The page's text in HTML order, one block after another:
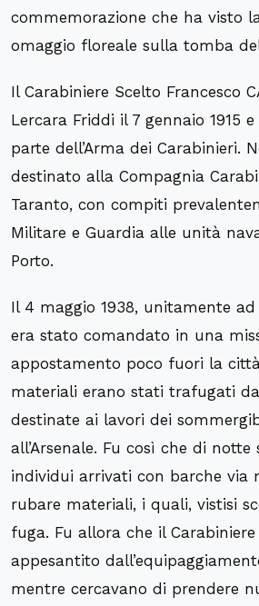
commemorazione che ha visto
omaggio floreale sulla tomba
Il Carabiniere Scelto Francesco
Lercara Friddi il 7 gennaio 1915
parte dell’Arma dei Carabinieri.
destinato alla Compagnia
Taranto, con compiti
Militare e Guardia alle unità
Porto.
Il 4 maggio 1938, unitamente
era stato comandato in una
appostamento poco fuori la
materiali erano stati trafugati
destinate ai lavori dei
all’Arsenale. Fu così che di
individui arrivati con barche via
rubare materiali, i quali, vistisi
fuga. Fu allora che il Carabiniere
appesantito
mentre cercavano di prendere